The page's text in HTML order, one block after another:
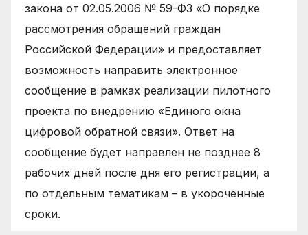
закона от 02.05.2006 № 59-ФЗ «О порядке
рассмотрения обращений граждан
Российской Федерации» и предоставляет
возможность направить электронное
сообщение в рамках реализации пилотного
проекта по внедрению «Единого окна
цифровой обратной связи». Ответ на
сообщение будет направлен не позднее 8
рабочих дней после дня его регистрации, а
по отдельным тематикам – в укороченные
сроки.